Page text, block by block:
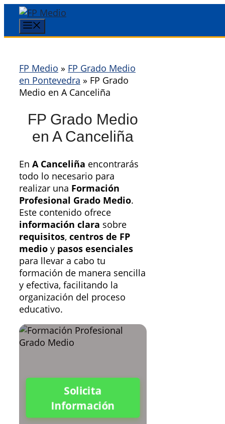
Saltar
contenido
FP Medio » FP Grado Medio
en Pontevedra » FP Grado
Medio en A Canceliña
FP Grado Medio
en A Canceliña
En A Canceliña encontrarás
todo lo necesario para
realizar una Formación
Profesional Grado Medio.
Este contenido ofrece
información clara sobre
requisitos, centros de FP
medio y pasos esenciales
para llevar a cabo tu
formación de manera sencilla
y efectiva, facilitando la
organización del proceso
educativo.
Solicita
Información